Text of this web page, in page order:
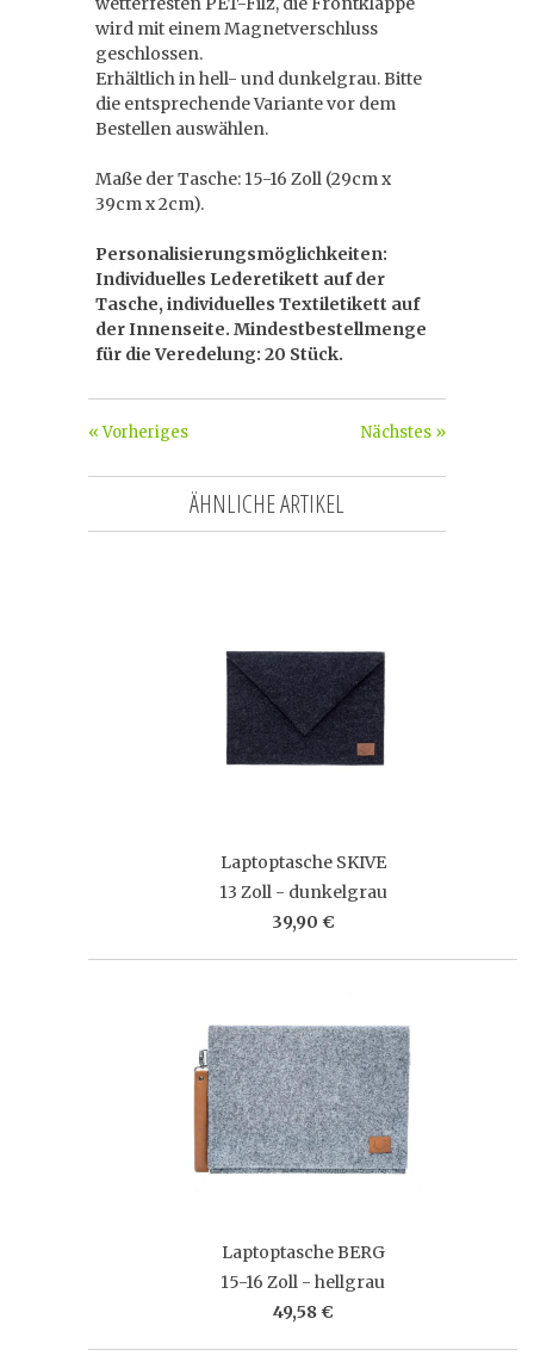
wird mit einem Magnetverschluss
geschlossen.
Erhältlich in hell- und dunkelgrau. Bitte
die entsprechende Variante vor dem
Bestellen auswählen.
Maße der Tasche: 15-16 Zoll (29cm x
39cm x 2cm).
Personalisierungsmöglichkeiten:
Individuelles Lederetikett auf der
Tasche, individuelles Textiletikett auf
der Innenseite. Mindestbestellmenge
für die Veredelung: 20 Stück.
Nächstes »
« Vorheriges
ÄHNLICHE ARTIKEL
Laptoptasche SKIVE
13 Zoll - dunkelgrau
39,90 €
Laptoptasche BERG
15-16 Zoll - hellgrau
49,58 €